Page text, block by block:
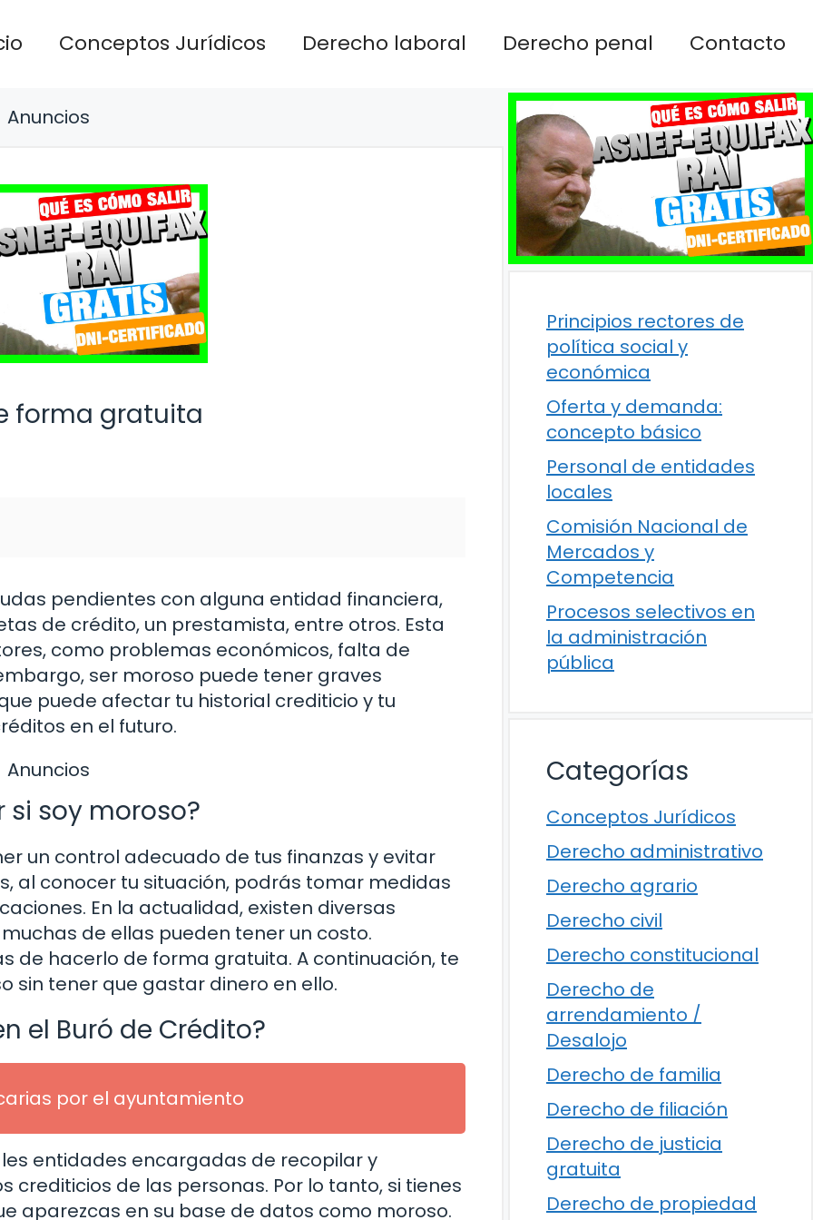
Conceptos Jurídicos Derecho laboral Derecho penal Contacto
Anuncios
forma gratuita
pendientes con alguna entidad financiera,
de crédito, un prestamista, entre otros. Esta
como problemas económicos, falta de
ser moroso puede tener graves
puede afectar tu historial crediticio y tu
en el futuro.
Anuncios
soy moroso?
un control adecuado de tus finanzas y evitar
al conocer tu situación, podrás tomar medidas
En la actualidad, existen diversas
de ellas pueden tener un costo.
de hacerlo de forma gratuita. A continuación, te
sin tener que gastar dinero en ello.
el Buró de Crédito?
por el ayuntamiento
entidades encargadas de recopilar y
de las personas. Por lo tanto, si tienes
aparezcas en su base de datos como moroso.
Principios rectores de
política social y
económica
Oferta y demanda:
concepto básico
Personal de entidades
locales
Comisión Nacional de
Mercados y
Competencia
Procesos selectivos en
la administración
pública
Categorías
Conceptos Jurídicos
Derecho administrativo
Derecho agrario
Derecho civil
Derecho constitucional
Derecho de
arrendamiento /
Desalojo
Derecho de familia
Derecho de filiación
Derecho de justicia
gratuita
Derecho de propiedad